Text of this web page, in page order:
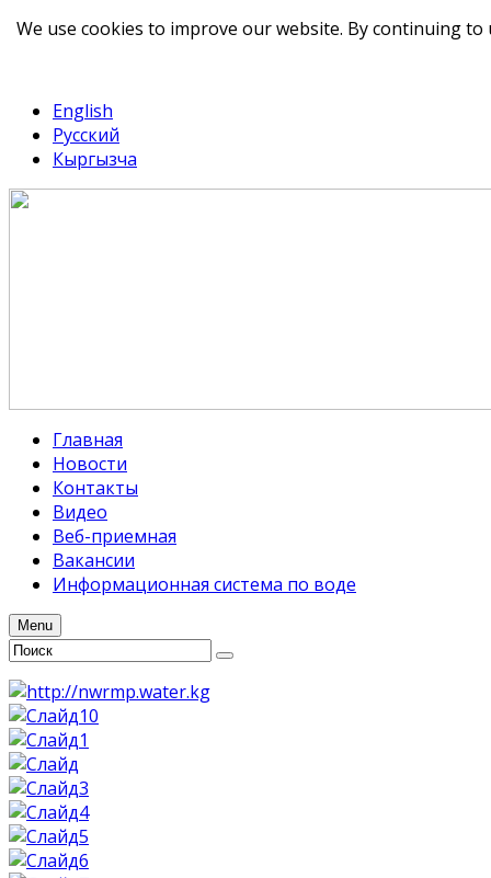
English
Русский
Кыргызча
Главная
Новости
Контакты
Видео
Веб-приемная
Вакансии
Информационная система по воде
Menu
We use cookies to improve our website. By continuing